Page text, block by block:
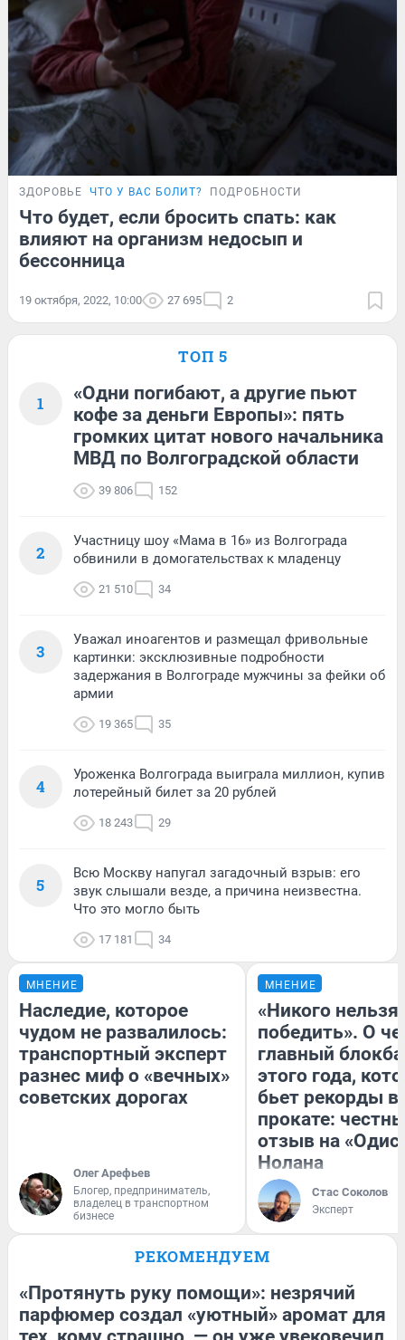
ЗДОРОВЬЕ ЧТО У ВАС БОЛИТ? ПОДРОБНОСТИ
Что будет, если бросить спать: как
влияют на организм недосып и
бессонница
19 октября, 2022, 10:00 27 695 2
ТОП 5
1
«Одни погибают, а другие пьют
кофе за деньги Европы»: пять
громких цитат нового начальника
МВД по Волгоградской области
39 806 152
2
Участницу шоу «Мама в 16» из Волгограда
обвинили в домогательствах к младенцу
21 510 34
3
Уважал иноагентов и размещал фривольные
картинки: эксклюзивные подробности
задержания в Волгограде мужчины за фейки об
армии
19 365 35
4
Уроженка Волгограда выиграла миллион, купив
лотерейный билет за 20 рублей
18 243 29
5
Всю Москву напугал загадочный взрыв: его
звук слышали везде, а причина неизвестна.
Что это могло быть
17 181 34
МНЕНИЕ
Наследие, которое
чудом не развалилось:
транспортный эксперт
разнес миф о «вечных»
советских дорогах
Олег Арефьев
Блогер, предприниматель,
владелец в транспортном
бизнесе
МНЕНИЕ
«Никого нельзя
победить». О
главный
этого года,
бьет рекорды в
прокате:
отзыв на
Нолана
Стас Соколов
Эксперт
РЕКОМЕНДУЕМ
«Протянуть руку помощи»: незрячий
парфюмер создал «уютный» аромат для